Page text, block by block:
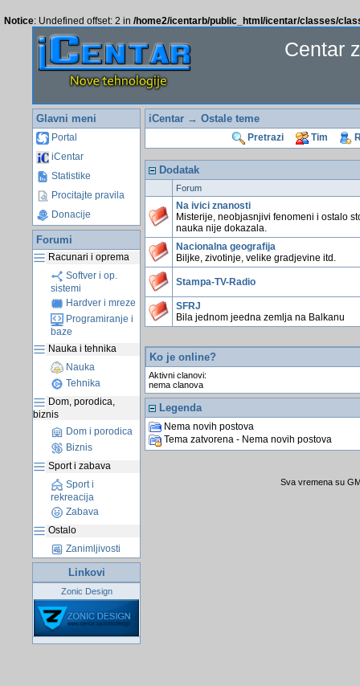
Notice: Undefined offset: 2 in /home2/icentarb/public_html/icentar/classes/
Centar
Glavni meni
Portal
iCentar
Statistike
Procitajte pravila
Donacije
Forumi
Racunari i oprema
Softver i op.
sistemi
Hardver i mreze
Programiranje i
baze
Nauka i tehnika
Nauka
Tehnika
Dom, porodica,
biznis
Dom i porodica
Biznis
Sport i zabava
Sport i
rekreacija
Zabava
Ostalo
Zanimljivosti
Linkovi
Zonic Design
iCentar→ Ostale teme
Pretrazi Tim
Dodatak
Forum
Na ivici znanosti
Misterije, neobjasnjivi fenomeni i ostalo
nauka nije dokazala.
Nacionalna geografija
Biljke, zivotinje, velike gradjevine itd.
Stampa-TV-Radio
SFRJ
Bila jednom jeedna zemlja na Balkanu
Ko je online?
Aktivni clanovi:
nema clanova
Legenda
Nema novih postova
Tema zatvorena - Nema novih postova
Sva vremena su